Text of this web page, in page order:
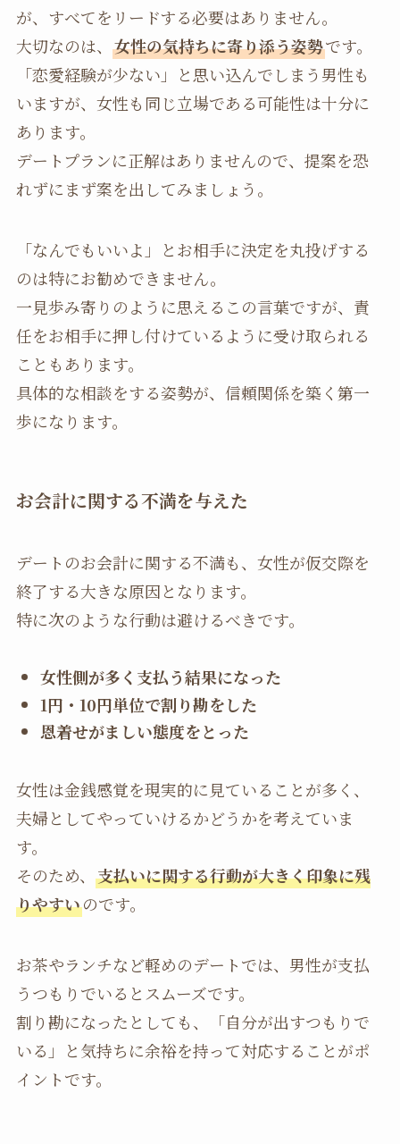
が、すべてをリードする必要はありません。
大切なのは、 女性の気持ちに寄り添う姿勢です。
「恋愛経験が少ない」と思い込んでしまう男性も
いますが、女性も同じ立場である可能性は十分に
あります。
デートプランに正解はありませんので、提案を恐
れずにまず案を出してみましょう。
「なんでもいいよ」とお相手に決定を丸投げする
のは特にお勧めできません。
一見歩み寄りのように思えるこの言葉ですが、責
任をお相手に押し付けているように受け取られる
こともあります。
具体的な相談をする姿勢が、信頼関係を築く第一
歩になります。
お会計に関する不満を与えた
デートのお会計に関する不満も、女性が仮交際を
終了する大きな原因となります。
特に次のような行動は避けるべきです。
女性側が多く支払う結果になった
1円・10円単位で割り勘をした
恩着せがましい態度をとった
女性は金銭感覚を現実的に見ていることが多く、
夫婦としてやっていけるかどうかを考えていま
す。
そのため、 支払いに関する行動が大きく印象に残
りやすいのです。
お茶やランチなど軽めのデートでは、男性が支払
うつもりでいるとスムーズです。
割り勘になったとしても、「自分が出すつもりで
いる」と気持ちに余裕を持って対応することがポ
イントです。